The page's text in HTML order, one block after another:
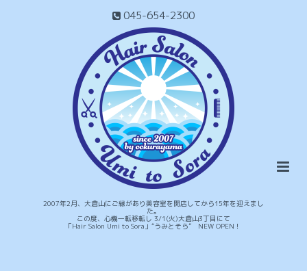
045-654-2300
2007年2月、大倉山にご縁があり美容室を開店してから15年を迎えまし
た。
この度、心機一転移転し 3/1(火)大倉山3丁目にて
「Hair Salon Umi to Sora」“うみとそら” NEW OPEN！